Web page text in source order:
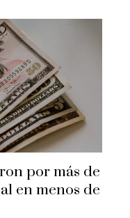
por más de
en menos de